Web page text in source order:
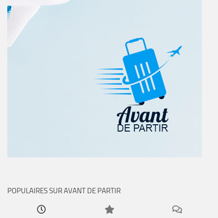
POPULAIRES SUR AVANT DE PARTIR